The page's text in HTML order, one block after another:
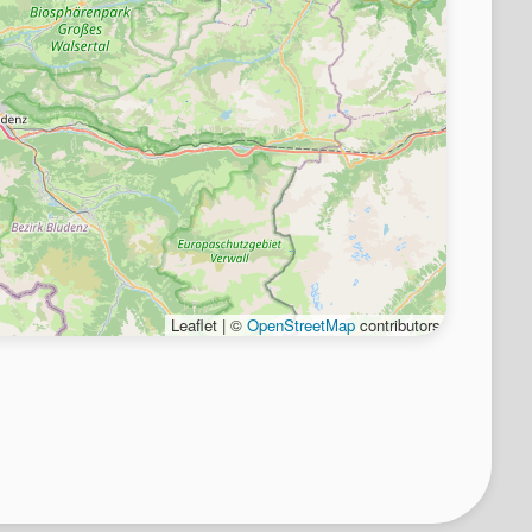
Leaflet | ©OpenStreetMap contributors